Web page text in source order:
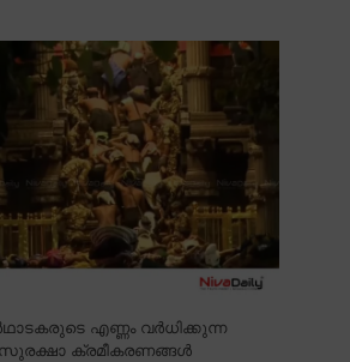
എണ്ണം വർധിക്കുന്ന
ക്രമീകരണങ്ങൾ